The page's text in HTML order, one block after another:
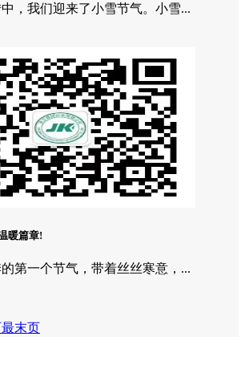
，我们迎来了小雪节气。小雪...
暖篇章!
第一个节气，带着丝丝寒意，...
最末页